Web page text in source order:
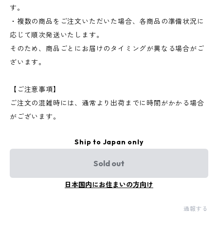
す。
・複数の商品をご注文いただいた場合、各商品の準備状況に
応じて順次発送いたします。
そのため、商品ごとにお届けのタイミングが異なる場合がご
ざいます。
【ご注意事項】
ご注文の混雑時には、通常より出荷までに時間がかかる場合
がございます。
Ship to Japan only
Sold out
日本国内にお住まいの方向け
通報する